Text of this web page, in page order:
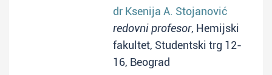
dr Ksenija A. Stojanović
redovni profesor, Hemijski
fakultet, Studentski trg 12-
16, Beograd